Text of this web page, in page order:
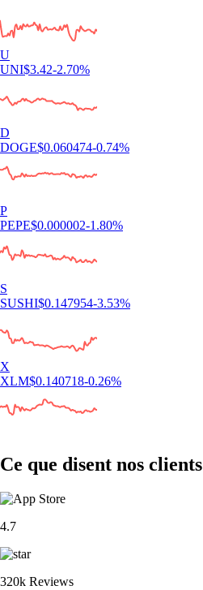
U
UNI$3.42-2.70%
D
DOGE$0.060474-0.74%
P
PEPE$0.000002-1.80%
S
SUSHI$0.147954-3.53%
X
XLM$0.140718-0.26%
Ce que disent nos clients
4.7
320k Reviews